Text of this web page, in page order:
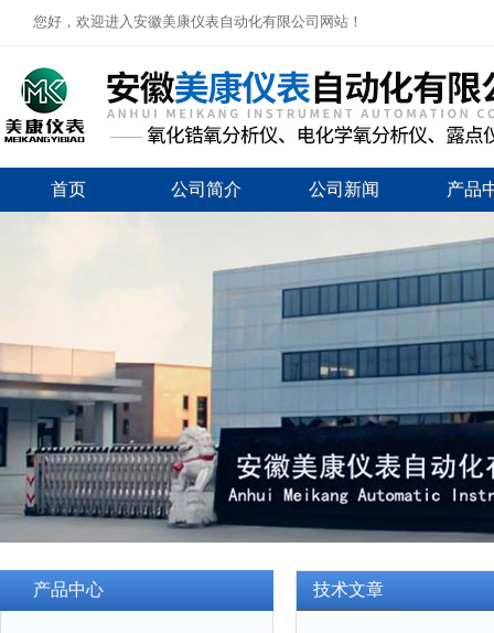
您好，欢迎进入安徽美康仪表自动化有限公司网站！
首页 公司简介 公司新闻 产品
产品中心 技术文章